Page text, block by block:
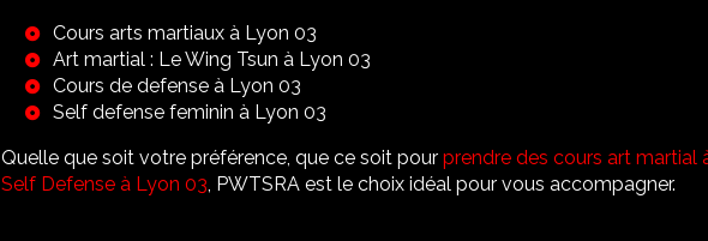
Cours arts martiaux à Lyon 03
Art martial : Le Wing Tsun à Lyon 03
Cours de defense à Lyon 03
Self defense feminin à Lyon 03
Quelle que soit votre préférence, que ce soit pour prendre des cours art martial
Self Defense à Lyon 03, PWTSRA est le choix idéal pour vous accompagner.